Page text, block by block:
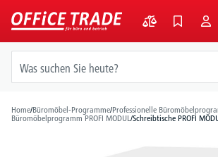
springen
Home/Büromöbel-Programme/Professionelle
Büromöbelprogramm PROFI MODUL/Schreibtische PROFI